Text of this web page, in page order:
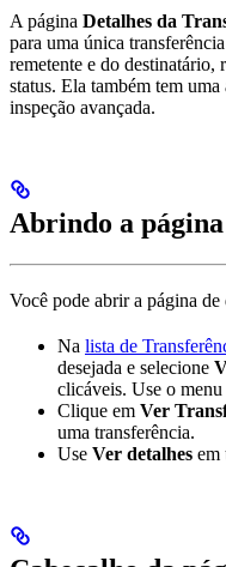
A página Detalhes da
para uma única
remetente e do destinatário,
status. Ela também tem uma
inspeção avançada.
Abrindo a
Você pode abrir a página de
Na lista de
desejada e selecione
clicáveis. Use o menu
Clique em Ver
uma transferência.
Use Ver detalhes em